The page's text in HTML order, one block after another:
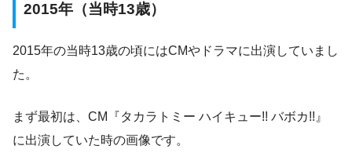
2015年（当時13歳）
2015年の当時13歳の頃にはCMやドラマに出演していまし
た。
まず最初は、CM『タカラトミー ハイキュー!! バボカ!!』
に出演していた時の画像です。